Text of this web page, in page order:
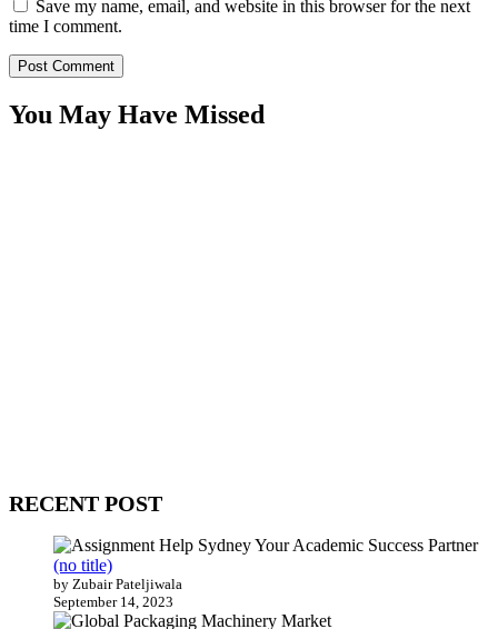
Save my name, email, and website in this browser for the next
time I comment.
You May Have Missed
RECENT POST
(no title)
by Zubair Pateljiwala
September 14, 2023